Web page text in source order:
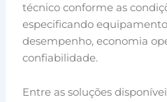
técnico conforme as
especificando
desempenho, economia
confiabilidade.
Entre as soluções